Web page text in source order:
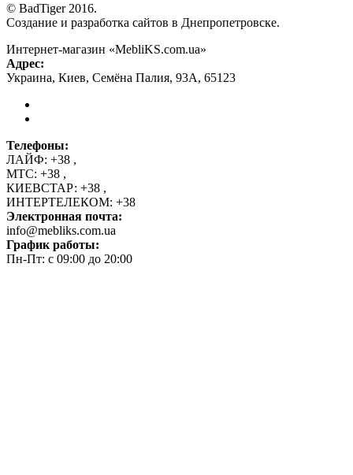
© BadTiger 2016.
Создание и разработка сайтов в Днепропетровске.
Интернет-магазин «MebliKS.com.ua»
Адрес:
Украина, Киев, Семёна Палия, 93А, 65123
Телефоны:
ЛАЙФ: +38 ,
МТС: +38 ,
КИЕВСТАР: +38 ,
ИНТЕРТЕЛЕКОМ: +38
Электронная почта:
info@mebliks.com.ua
График работы:
Пн-Пт: с 09:00 до 20:00